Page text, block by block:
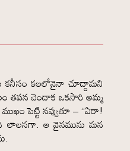
కనీసం కలలోనైనా చూద్దామని
చెందాక ఒకసారి అమ్మ
పెట్టి నవ్వుతూ – “ఏరా!
లాలనగా. ఆ వైనమును మన